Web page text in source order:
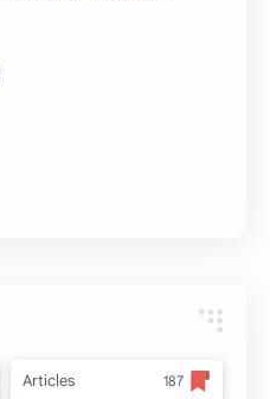
Articles